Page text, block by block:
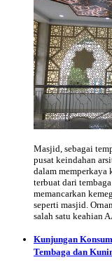
Masjid, sebagai
pusat keindahan
dalam memperkaya
terbuat dari
memancarkan
seperti masjid.
salah satu keahian
Kunjungan
Tembaga dan